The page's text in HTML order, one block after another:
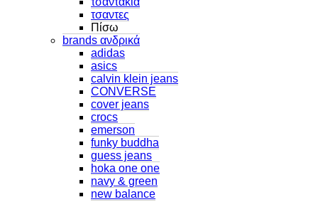
τσαντες
Πίσω
brands ανδρικά
adidas
asics
calvin klein jeans
CONVERSE
cover jeans
crocs
emerson
funky buddha
guess jeans
hoka one one
navy & green
new balance